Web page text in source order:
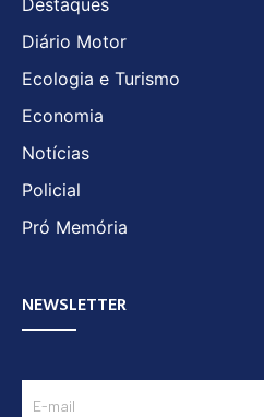
Diário Motor
Ecologia e Turismo
Economia
Notícias
Policial
Pró Memória
NEWSLETTER